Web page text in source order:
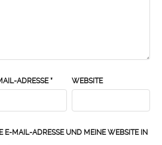
ADRESSE* WEBSITE
E-MAIL-ADRESSE UND MEINE WEBSITE IN